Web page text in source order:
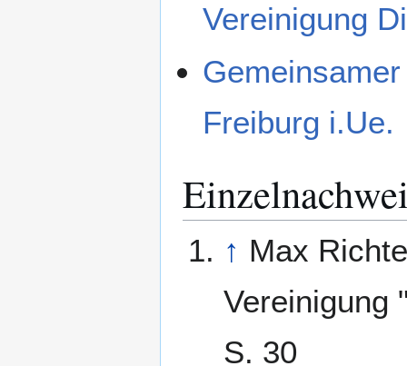
Vereinigung
Freiburg i.Ue.
↑ Max
Vereinigung
S. 30